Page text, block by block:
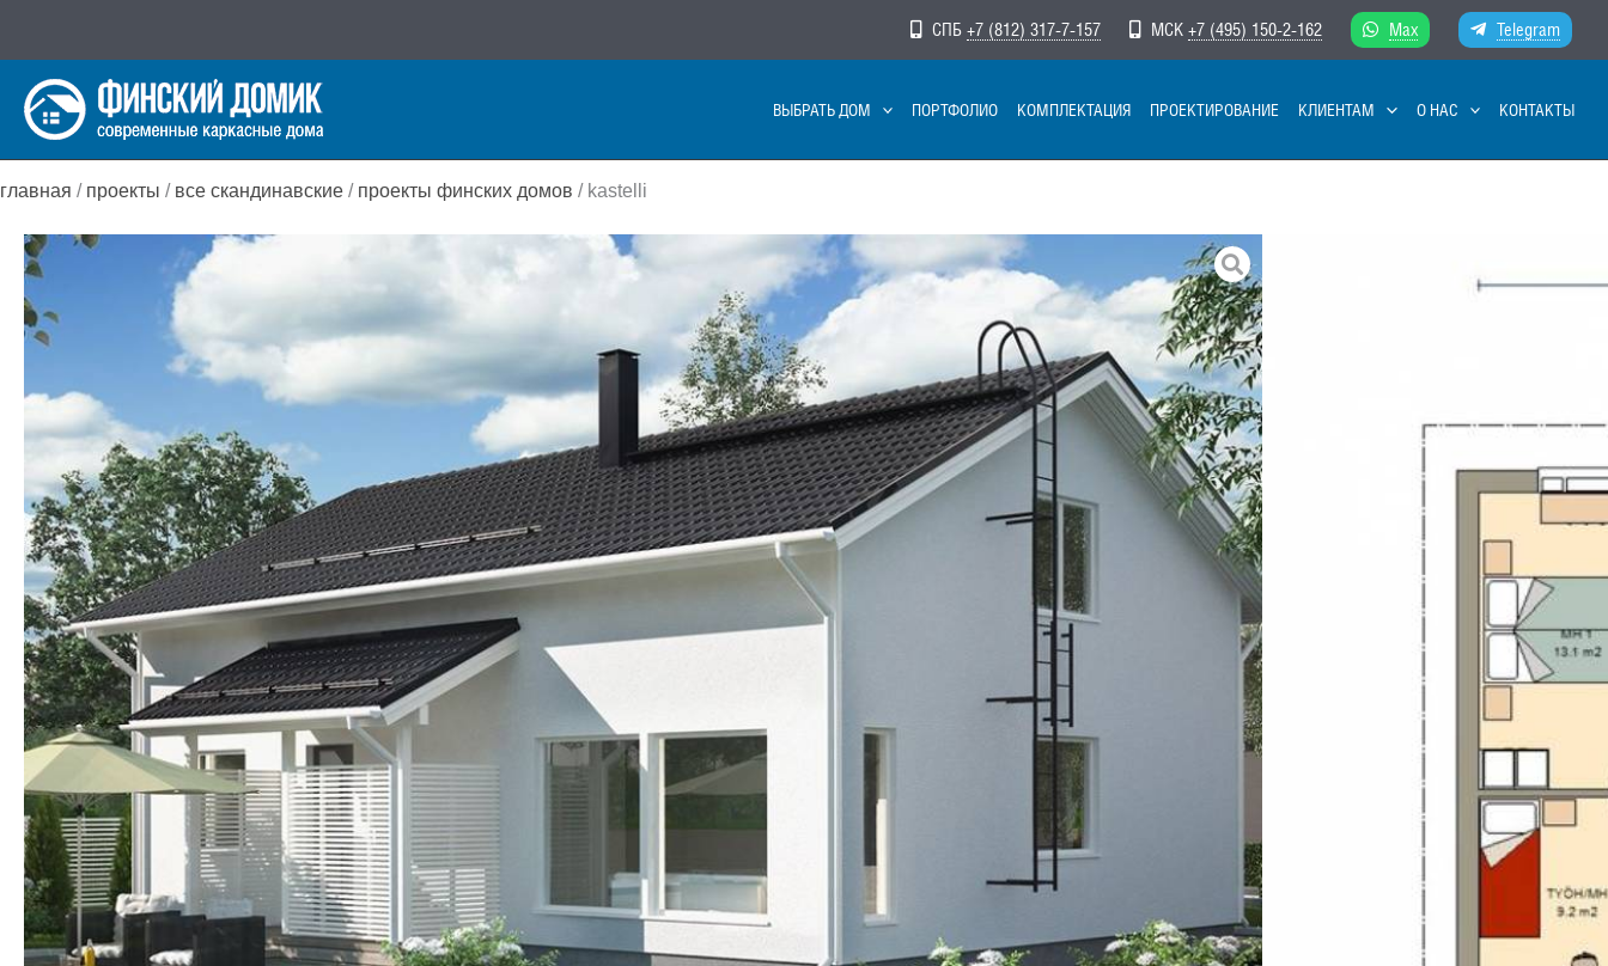
к
содержимому
СПБ +7 (812) 317-7-157 МСК +7 (495) 150-2-162 Max Telegram
ВЫБРАТЬ ДОМ ПОРТФОЛИО КОМПЛЕКТАЦИЯ ПРОЕКТИРОВАНИЕ КЛИЕНТАМ О НАС КОНТАКТЫ
главная / проекты / все скандинавские / проекты финских домов / kastelli